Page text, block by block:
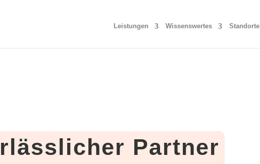
Leistungen Wissenswertes Standorte
Partner